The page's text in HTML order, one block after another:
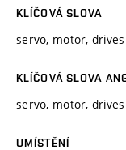
KLÍČOVÁ SLOVA
servo, motor, drives
KLÍČOVÁ SLOVA
servo, motor, drives
UMÍSTĚNÍ